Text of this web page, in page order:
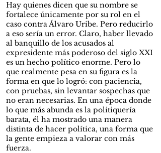
Hay quienes dicen que su nombre se
fortalece únicamente por su rol en el
caso contra Álvaro Uribe. Pero reducirlo
a eso sería un error. Claro, haber llevado
al banquillo de los acusados al
expresidente más poderoso del siglo XXI
es un hecho político enorme. Pero lo
que realmente pesa en su figura es la
forma en que lo logró: con paciencia,
con pruebas, sin levantar sospechas que
no eran necesarias. En una época donde
lo que más abunda es la politiquería
barata, él ha mostrado una manera
distinta de hacer política, una forma que
la gente empieza a valorar con más
fuerza.